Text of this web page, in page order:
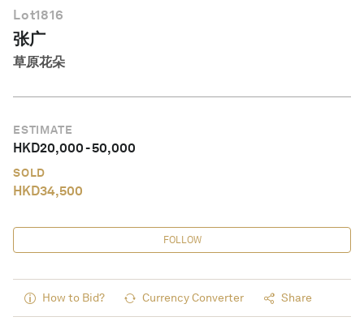
Lot1816
张广
草原花朵
ESTIMATE
HKD20,000-50,000
SOLD
HKD34,500
FOLLOW
How to Bid? Currency Converter Share